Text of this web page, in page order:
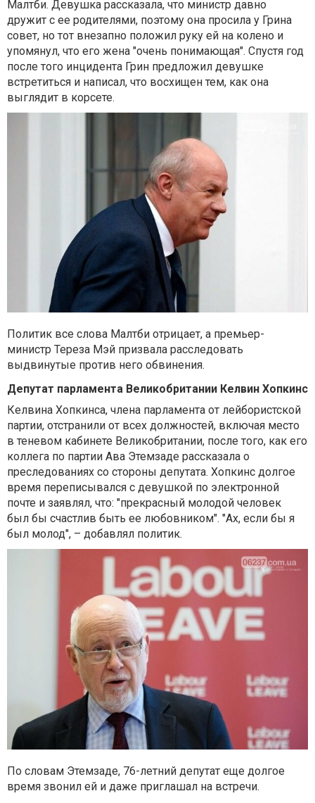
Малтби. Девушка рассказала, что министр давно
дружит с ее родителями, поэтому она просила у Грина
совет, но тот внезапно положил руку ей на колено и
упомянул, что его жена "очень понимающая". Спустя год
после того инцидента Грин предложил девушке
встретиться и написал, что восхищен тем, как она
выглядит в корсете.
Политик все слова Малтби отрицает, а премьер-
министр Тереза Мэй призвала расследовать
выдвинутые против него обвинения.
Депутат парламента Великобритании Келвин Хопкинс
Келвина Хопкинса, члена парламента от лейбористской
партии, отстранили от всех должностей, включая место
в теневом кабинете Великобритании, после того, как его
коллега по партии Ава Этемзаде рассказала о
преследованиях со стороны депутата. Хопкинс долгое
время переписывался с девушкой по электронной
почте и заявлял, что: "прекрасный молодой человек
был бы счастлив быть ее любовником". "Ах, если бы я
был молод", – добавлял политик.
По словам Этемзаде, 76-летний депутат еще долгое
время звонил ей и даже приглашал на встречи.